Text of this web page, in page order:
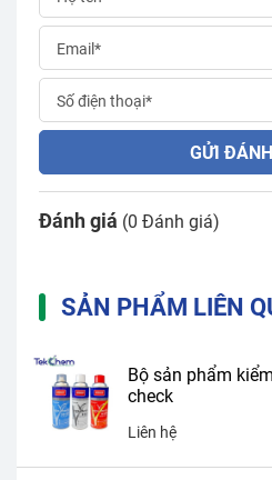
GỬI
Đánh giá (0 Đánh giá)
SẢN PHẨM LIÊN
Bộ sản phẩm
check
Liên hệ